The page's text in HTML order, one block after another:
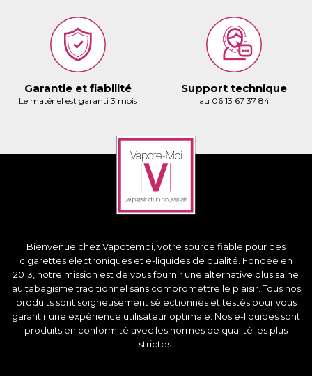
Garantie et fiabilité
Le matériel est garanti 3 mois
Support technique
au 06 13 67 37 84
Bienvenue chez Vapotemoi, votre source fiable pour des
cigarettes électroniques et e-liquides de qualité. Fondée en
2013, notre mission est de vous fournir une alternative plus saine
au tabagisme traditionnel sans compromettre le plaisir. Tous nos
produits sont soigneusement sélectionnés et testés pour vous
garantir une expérience utilisateur optimale. Nos e-liquides sont
produits en conformité avec les normes de qualité les plus
strictes.